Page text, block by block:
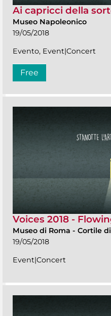
Ai capricci della
Museo Napoleonico
19/05/2018
Evento, Event|Concert
Free
Voices 2018 -
Museo di Roma - Cortile
19/05/2018
Event|Concert